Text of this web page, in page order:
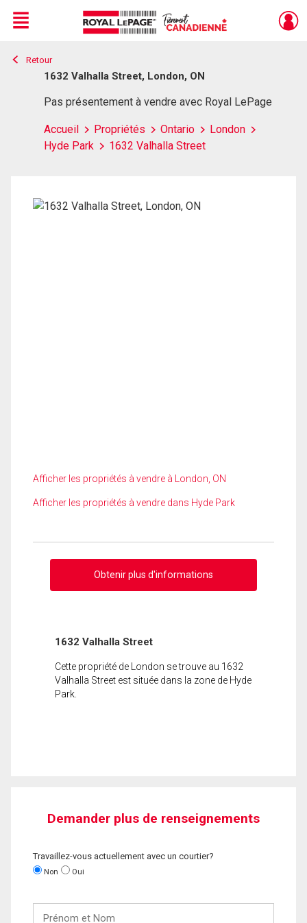
Live
En Direct
Menu
Retour
1632 Valhalla Street, London, ON
Pas présentement à vendre avec Royal LePage
Accueil Propriétés Ontario
London
Hyde Park
1632 Valhalla Street
Afficher les propriétés à vendre à London, ON
Afficher les propriétés à vendre dans Hyde Park
Obtenir plus d'informations
1632 Valhalla Street
Cette propriété de London se trouve au 1632
Valhalla Street est située dans la zone de Hyde
Park.
Demander plus de renseignements
Travaillez-vous actuellement avec un courtier?
Non Oui